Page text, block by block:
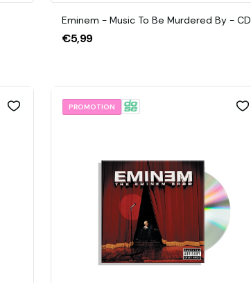
Eminem - Music To Be Murdered By - CD
€5,99
PROMOTION